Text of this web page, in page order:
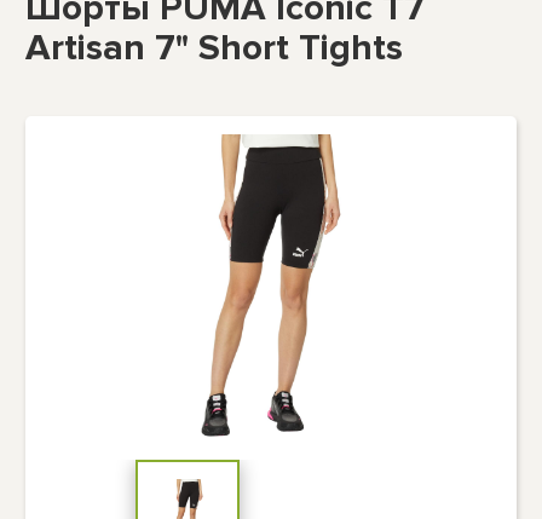
Artisan 7" Short Tights